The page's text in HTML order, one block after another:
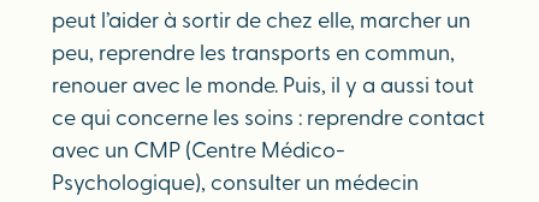
peut l’aider à sortir de chez elle, marcher un
peu, reprendre les transports en commun,
renouer avec le monde. Puis, il y a aussi tout
ce qui concerne les soins : reprendre contact
avec un CMP (Centre Médico-
Psychologique), consulter un médecin